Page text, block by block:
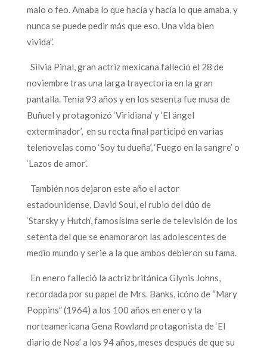
malo o feo. Amaba lo que hacía y hacía lo que amaba, y
nunca se puede pedir más que eso. Una vida bien
vivida”.
Silvia Pinal, gran actriz mexicana falleció el 28 de
noviembre tras una larga trayectoria en la gran
pantalla. Tenía 93 años y en los sesenta fue musa de
Buñuel y protagonizó ‘Viridiana’ y ‘El ángel
exterminador’, en su recta final participó en varias
telenovelas como ‘Soy tu dueña’, ‘Fuego en la sangre’ o
‘Lazos de amor’.
También nos dejaron este año el actor
estadounidense, David Soul, el rubio del dúo de
‘Starsky y Hutch’, famosísima serie de televisión de los
setenta del que se enamoraron las adolescentes de
medio mundo y serie a la que ambos debieron su fama.
En enero falleció la actriz británica Glynis Johns,
recordada por su papel de Mrs. Banks, icóno de “Mary
Poppins” (1964) a los 100 años en enero y la
norteamericana Gena Rowland protagonista de ‘El
diario de Noa’ a los 94 años, meses después de que su